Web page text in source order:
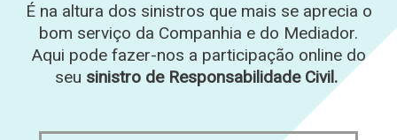
É na altura dos sinistros que mais se aprecia o
bom serviço da Companhia e do Mediador.
Aqui pode fazer-nos a participação online do
seu sinistro de Responsabilidade Civil.